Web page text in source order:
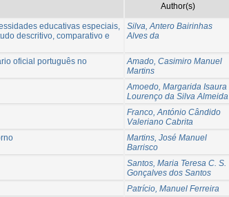
Author(s)
educativas especiais,
descritivo, comparativo e
Silva, Antero Bairinhas
Alves da
oficial português no
Amado, Casimiro Manuel
Martins
Amoedo, Margarida Isaura
Lourenço da Silva Almeida
Franco, António Cândido
Valeriano Cabrita
Martins, José Manuel
Barrisco
Santos, Maria Teresa C. S.
Gonçalves dos Santos
Patrício, Manuel Ferreira